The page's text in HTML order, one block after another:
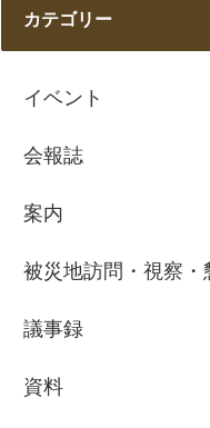
カテゴリー
イベント
会報誌
案内
被災地訪問・視察・
議事録
資料